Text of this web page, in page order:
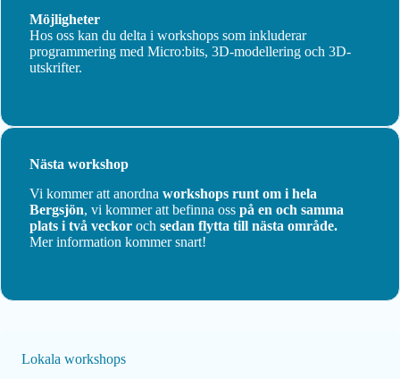
Möjligheter
Hos oss kan du delta i workshops som inkluderar
programmering med Micro:bits, 3D-modellering och 3D-
utskrifter.
Nästa workshop
Vi kommer att anordna workshops runt om i hela
Bergsjön, vi kommer att befinna oss på en och samma
plats i två veckor och sedan flytta till nästa område.
Mer information kommer snart!
Lokala workshops